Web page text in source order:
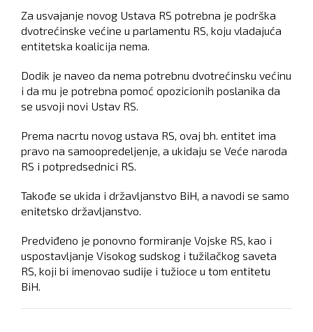
Za usvajanje novog Ustava RS potrebna je podrška
dvotrećinske većine u parlamentu RS, koju vladajuća
entitetska koalicija nema.
Dodik je naveo da nema potrebnu dvotrećinsku većinu
i da mu je potrebna pomoć opozicionih poslanika da
se usvoji novi Ustav RS.
Prema nacrtu novog ustava RS, ovaj bh. entitet ima
pravo na samoopredeljenje, a ukidaju se Veće naroda
RS i potpredsednici RS.
Takođe se ukida i državljanstvo BiH, a navodi se samo
enitetsko državljanstvo.
Predviđeno je ponovno formiranje Vojske RS, kao i
uspostavljanje Visokog sudskog i tužilačkog saveta
RS, koji bi imenovao sudije i tužioce u tom entitetu
BiH.